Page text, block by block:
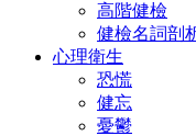
高階健檢
健檢名詞剖
心理衛生
恐慌
健忘
憂鬱